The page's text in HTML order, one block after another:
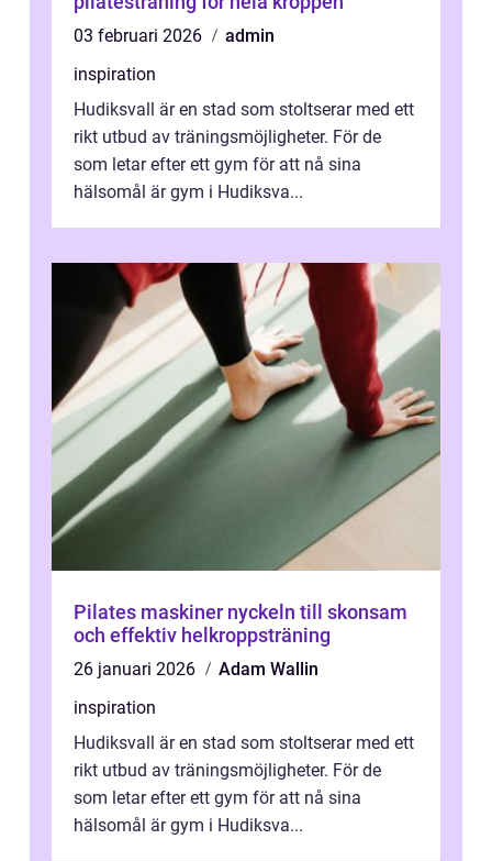
03 februari 2026
admin
inspiration
Hudiksvall är en stad som stoltserar med ett
rikt utbud av träningsmöjligheter. För de
som letar efter ett gym för att nå sina
hälsomål är gym i Hudiksva...
Pilates maskiner nyckeln till skonsam
och effektiv helkroppsträning
26 januari 2026
Adam Wallin
inspiration
Hudiksvall är en stad som stoltserar med ett
rikt utbud av träningsmöjligheter. För de
som letar efter ett gym för att nå sina
hälsomål är gym i Hudiksva...